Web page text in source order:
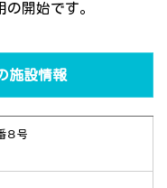
開始です。
施設情報
８号